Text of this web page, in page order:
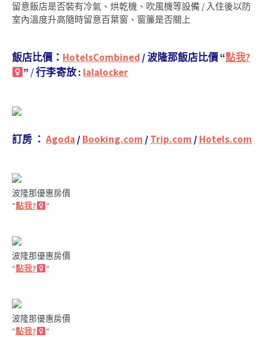
留意飯店是否裝有冷氣、烘乾機、吹風機等設備 / 入住後以防
室內溫度升高隨時留意百葉窗、窗簾是否關上
飯店比價： HotelsCombined / 波隆那飯店比價 “點我?‍
” /行李寄放 : lalalocker
訂房 ： Agoda /Booking.com /Trip.com /Hotels.com
波隆那優惠房價
“點我?‍ “
波隆那優惠房價
“點我?‍ “
波隆那優惠房價
“點我?‍ “